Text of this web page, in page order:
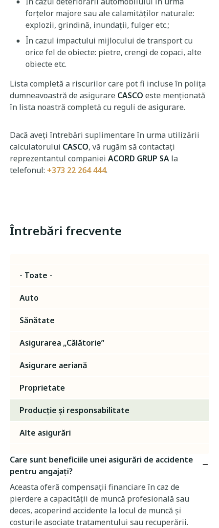
forțelor majore sau ale calamităților naturale:
explozii, grindină, inundații, fulger etc.;
În cazul impactului mijlocului de transport cu
orice fel de obiecte: pietre, crengi de copaci, alte
obiecte etc.
Lista completă a riscurilor care pot fi incluse în polița
dumneavoastră de asigurare CASCO este menționată
în lista noastră completă cu reguli de asigurare.
Dacă aveți întrebări suplimentare în urma utilizării
calculatorului CASCO, vă rugăm să contactați
reprezentantul companiei ACORD GRUP SA la
telefonul: +373 22 264 444.
Întrebări frecvente
- Toate -
Auto
Sănătate
Asigurarea „Călătorie”
Asigurare aeriană
Proprietate
Producție și responsabilitate
Alte asigurări
Care sunt beneficiile unei asigurări de accidente
pentru angajați?
Aceasta oferă compensații financiare în caz de
pierdere a capacității de muncă profesională sau
deces, acoperind accidente la locul de muncă și
costurile asociate tratamentului sau recuperării.